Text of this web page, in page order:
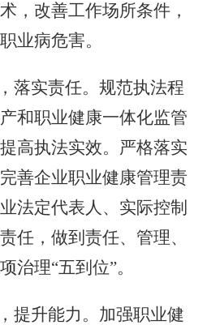
，改善工作场所条件，
业病危害。
落实责任。规范执法程
和职业健康一体化监管
高执法实效。严格落实
善企业职业健康管理责
法定代表人、实际控制
任，做到责任、管理、
治理“五到位”。
提升能力。加强职业健